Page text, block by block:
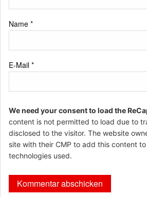
Name *
E-Mail *
We need your consent to load the
content is not permitted to load due to
disclosed to the visitor. The website
site with their CMP to add this content
technologies used.